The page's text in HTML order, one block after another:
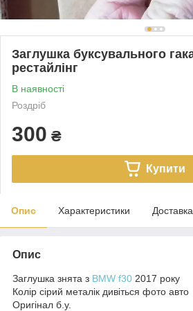
Заглушка буксувального
рестайлінг
В наявності
Роздріб
300 ₴
Купити
Опис Характеристики Доставка
Опис
Заглушка знята з BMW f30 2017 року
Колір сірий металік дивіться фото авто
Оригінал б.у.